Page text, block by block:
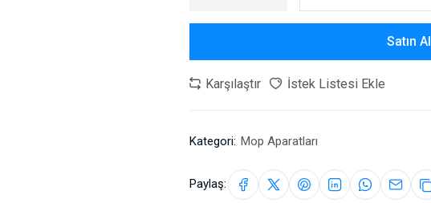
Satın Al
Karşılaştır İstek Listesi Ekle
Kategori: Mop Aparatları
Paylaş: